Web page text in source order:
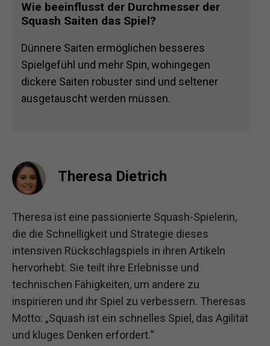
Wie beeinflusst der Durchmesser der
Squash Saiten das Spiel?
Dünnere Saiten ermöglichen besseres
Spielgefühl und mehr Spin, wohingegen
dickere Saiten robuster sind und seltener
ausgetauscht werden müssen.
Theresa Dietrich
Theresa ist eine passionierte Squash-Spielerin,
die die Schnelligkeit und Strategie dieses
intensiven Rückschlagspiels in ihren Artikeln
hervorhebt. Sie teilt ihre Erlebnisse und
technischen Fähigkeiten, um andere zu
inspirieren und ihr Spiel zu verbessern. Theresas
Motto: „Squash ist ein schnelles Spiel, das Agilität
und kluges Denken erfordert.“